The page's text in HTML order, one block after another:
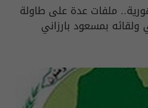
ملفات عدة على طاولة
بمسعود بارزاني